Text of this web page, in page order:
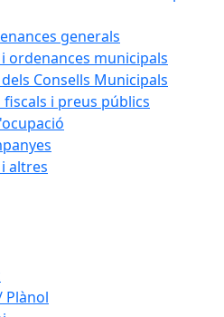
generals
ordenances municipals
Consells Municipals
i preus públics
altres
Plànol